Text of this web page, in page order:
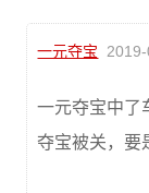
一元夺宝
一元夺宝中了
夺宝被关，要